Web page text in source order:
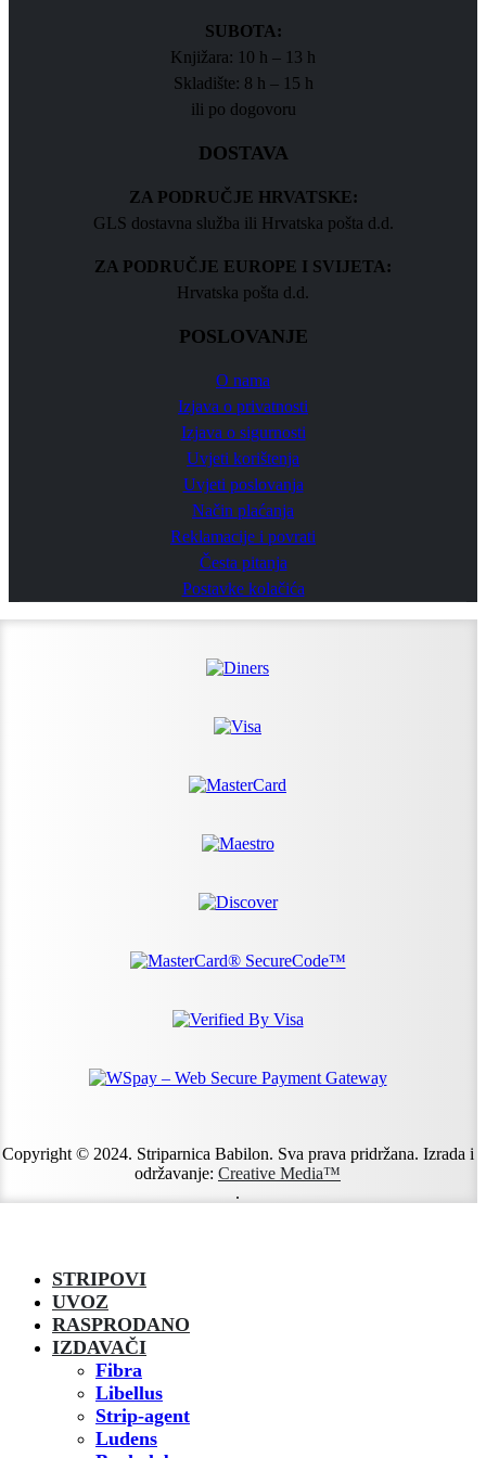
SUBOTA:
Knjižara: 10 h – 13 h
Skladište: 8 h – 15 h
ili po dogovoru
DOSTAVA
ZA PODRUČJE HRVATSKE:
GLS dostavna služba ili Hrvatska pošta d.d.
ZA PODRUČJE EUROPE I SVIJETA:
Hrvatska pošta d.d.
POSLOVANJE
O nama
Izjava o privatnosti
Izjava o sigurnosti
Uvjeti korištenja
Uvjeti poslovanja
Način plaćanja
Reklamacije i povrati
Česta pitanja
Postavke kolačića
Copyright © 2024. Striparnica Babilon. Sva prava pridržana. Izrada i
održavanje: Creative Media™
.
STRIPOVI
UVOZ
RASPRODANO
IZDAVAČI
Fibra
Libellus
Strip-agent
Ludens